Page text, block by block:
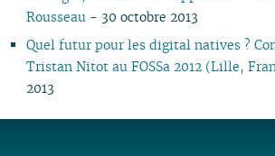
01
05
03
05
05
06
02
01
06
04
01
06
06
03
06
07
05
07
02
Rousseau- 30 octobre 2013
Quel futur pour les digital natives ?
Tristan Nitot au FOSSa 2012 (Lille,
2013